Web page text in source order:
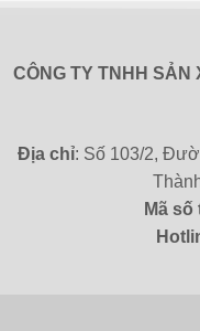
CÔNG TY TNHH SẢN
Địa chỉ: Số 103/2,
Mã số